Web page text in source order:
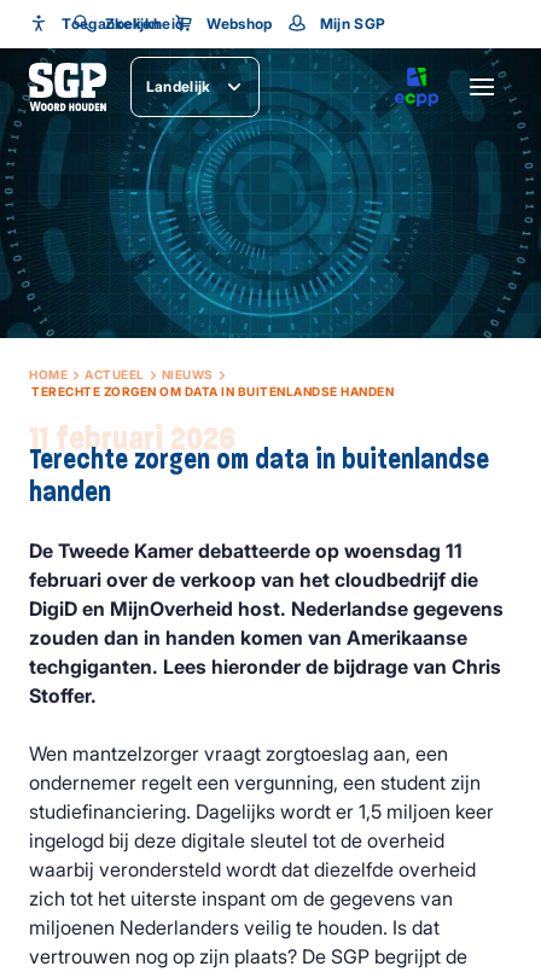
Toegankelijkheid
Toegankelijkheid
Lettergrootte
Zoeken Webshop Mijn SGP
Landelijk SLUITEN
HOME ACTUEEL
NIEUWS
TERECHTE ZORGEN OM DATA IN BUITENLANDSE HANDEN
11 februari 2026
Terechte zorgen om data in buitenlandse
handen
De Tweede Kamer debatteerde op woensdag 11
februari over de verkoop van het cloudbedrijf die
DigiD en MijnOverheid host. Nederlandse gegevens
zouden dan in handen komen van Amerikaanse
techgiganten. Lees hieronder de bijdrage van Chris
Stoffer.
Wen mantzelzorger vraagt zorgtoeslag aan, een
ondernemer regelt een vergunning, een student zijn
studiefinanciering. Dagelijks wordt er 1,5 miljoen keer
ingelogd bij deze digitale sleutel tot de overheid
waarbij verondersteld wordt dat diezelfde overheid
zich tot het uiterste inspant om de gegevens van
miljoenen Nederlanders veilig te houden. Is dat
vertrouwen nog op zijn plaats? De SGP begrijpt de